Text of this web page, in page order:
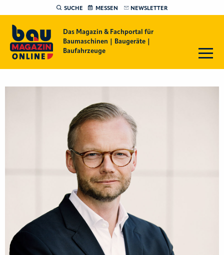
SUCHE MESSEN NEWSLETTER
Das Magazin & Fachportal für
Baumaschinen | Baugeräte |
Baufahrzeuge